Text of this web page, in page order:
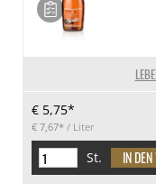
€ 5,75*
€ 7,67* / Liter
St.